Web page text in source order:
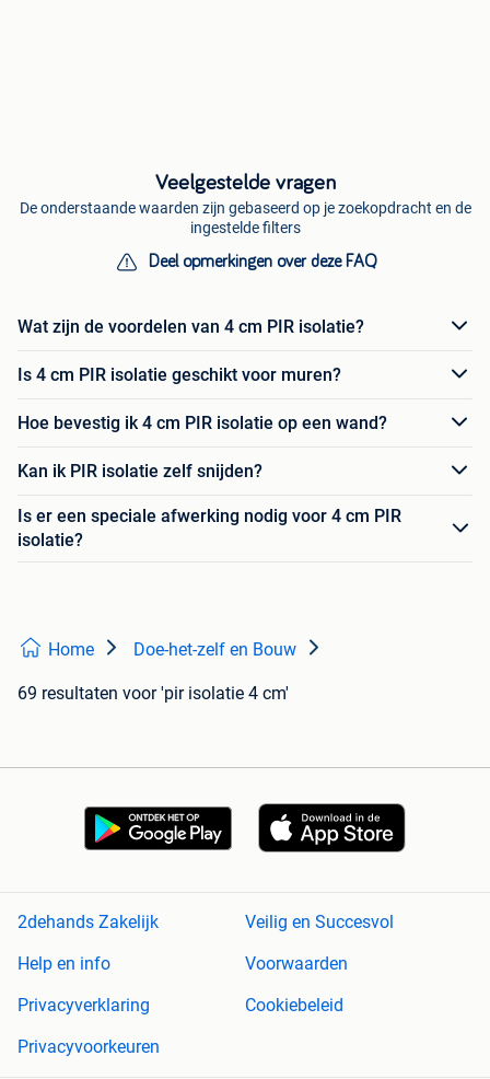
Veelgestelde vragen
De onderstaande waarden zijn gebaseerd op je zoekopdracht en de
ingestelde filters
Deel opmerkingen over deze FAQ
Wat zijn de voordelen van 4 cm PIR isolatie?
Is 4 cm PIR isolatie geschikt voor muren?
Hoe bevestig ik 4 cm PIR isolatie op een wand?
Kan ik PIR isolatie zelf snijden?
Is er een speciale afwerking nodig voor 4 cm PIR
isolatie?
Home Doe-het-zelf en Bouw
69 resultaten voor 'pir isolatie 4 cm'
2dehands Zakelijk
Veilig en Succesvol
Help en info
Voorwaarden
Privacyverklaring
Cookiebeleid
Privacyvoorkeuren